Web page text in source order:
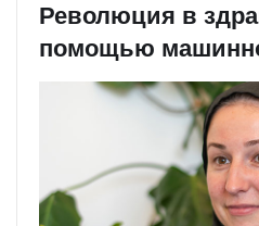
Революция в
помощью